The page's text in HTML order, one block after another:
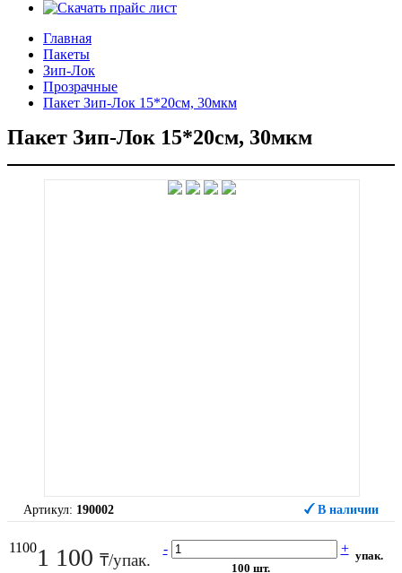
Главная
Пакеты
Зип-Лок
Прозрачные
Пакет Зип-Лок 15*20см, 30мкм
Пакет Зип-Лок 15*20см, 30мкм
Артикул: 190002 В наличии
11001 100 ₸/упак.
- +
100 шт.
упак.